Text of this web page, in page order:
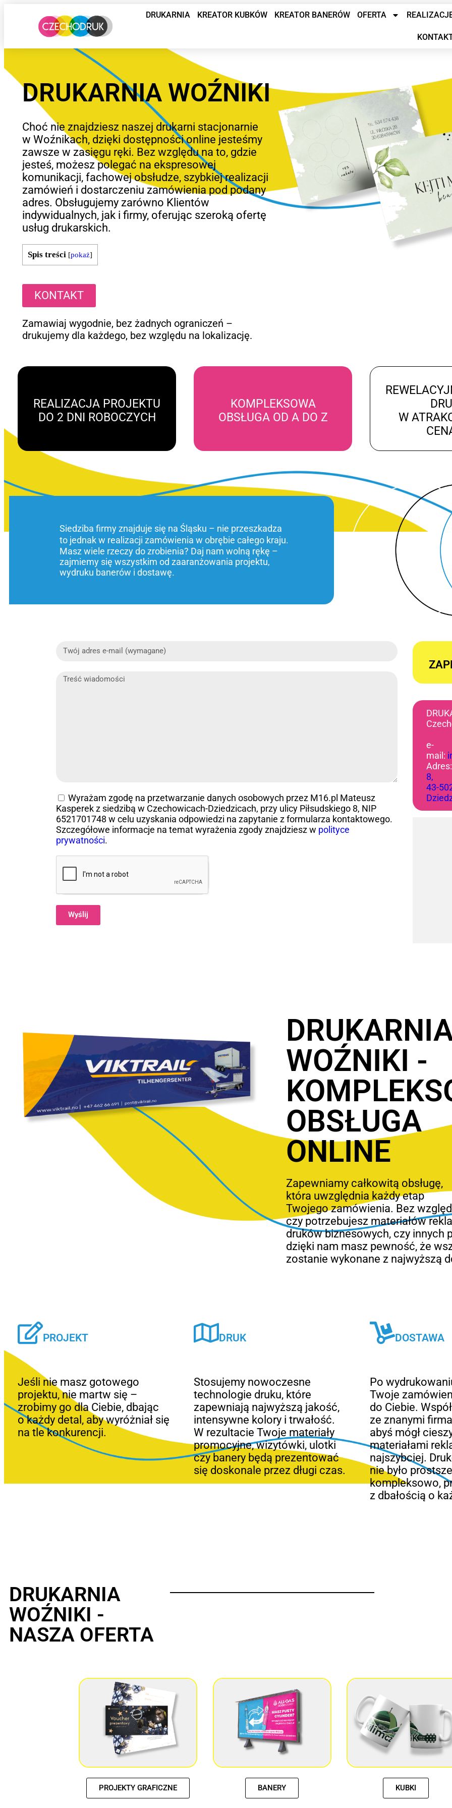
DRUKARNIA KREATOR KUBKÓW KREATOR BANERÓW OFERTA
DRUKARNIA WOŹNIKI
Choć nie znajdziesz naszej drukarni stacjonarnie
w Woźnikach, dzięki dostępności online jesteśmy
zawsze w zasięgu ręki. Bez względu na to, gdzie
jesteś, możesz polegać na ekspresowej
komunikacji, fachowej obsłudze, szybkiej realizacji
zamówień i dostarczeniu zamówienia pod podany
adres. Obsługujemy zarówno Klientów
indywidualnych, jak i firmy, oferując szeroką ofertę
usług drukarskich.
Spis treści [pokaż]
KONTAKT
Zamawiaj wygodnie, bez żadnych ograniczeń –
drukujemy dla każdego, bez względu na lokalizację.
REALIZACJA PROJEKTU
DO 2 DNI ROBOCZYCH
KOMPLEKSOWA
OBSŁUGA OD A DO Z
W
Siedziba firmy znajduje się na Śląsku – nie przeszkadza
to jednak w realizacji zamówienia w obrębie całego kraju.
Masz wiele rzeczy do zrobienia? Daj nam wolną rękę –
zajmiemy się wszystkim od zaaranżowania projektu,
wydruku banerów i dostawę.
Wyrażam zgodę na przetwarzanie danych osobowych przez M16.pl Mateusz
Kasperek z siedzibą w Czechowicach-Dziedzicach, przy ulicy Piłsudskiego 8, NIP
6521701748 w celu uzyskania odpowiedzi na zapytanie z formularza kontaktowego.
Szczegółowe informacje na temat wyrażenia zgody znajdziesz w polityce
prywatności.
Wyślij
e-
mail:
Adres:
8,
43-
WOŹNIKI -
OBSŁUGA
ONLINE
Zapewniamy całkowitą obsługę,
która uwzględnia każdy etap
Twojego zamówienia. Bez
czy potrzebujesz materiałów
druków biznesowych, czy innych
dzięki nam masz pewność, że
zostanie wykonane z najwyższą
PROJEKT
Jeśli nie masz gotowego
projektu, nie martw się –
zrobimy go dla Ciebie, dbając
o każdy detal, aby wyróżniał się
na tle konkurencji.
DRUK
Stosujemy nowoczesne
technologie druku, które
zapewniają najwyższą jakość,
intensywne kolory i trwałość.
W rezultacie Twoje materiały
promocyjne, wizytówki, ulotki
czy banery będą prezentować
się doskonale przez długi czas.
DOSTAWA
Po
Twoje
do Ciebie.
ze znanymi
abyś mógł
materiałami
najszybciej.
nie było
kompleksowo,
z dbałością o
DRUKARNIA
WOŹNIKI -
NASZA OFERTA
PROJEKTY GRAFICZNE BANERY KUBKI